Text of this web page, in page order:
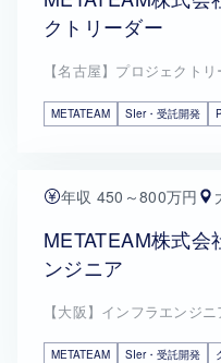
クトリーダー
【名古屋】プロジェクト
METATEAM SIer・受託開発
年収 450～800万円
METATEAM株式
ンジニア
【大阪】インフラエンジニ
METATEAM SIer・受託開発